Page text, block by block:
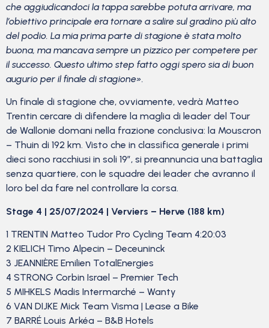
che aggiudicandoci la tappa sarebbe potuta arrivare, ma
l’obiettivo principale era tornare a salire sul gradino più alto
del podio. La mia prima parte di stagione è stata molto
buona, ma mancava sempre un pizzico per competere per
il successo. Questo ultimo step fatto oggi spero sia di buon
augurio per il finale di stagione».
Un finale di stagione che, ovviamente, vedrà Matteo
Trentin cercare di difendere la maglia di leader del Tour
de Wallonie domani nella frazione conclusiva: la Mouscron
– Thuin di 192 km. Visto che in classifica generale i primi
dieci sono racchiusi in soli 19″, si preannuncia una battaglia
senza quartiere, con le squadre dei leader che avranno il
loro bel da fare nel controllare la corsa.
Stage 4 | 25/07/2024 | Verviers – Herve (188 km)
1 TRENTIN Matteo Tudor Pro Cycling Team 4:20:03
2 KIELICH Timo Alpecin – Deceuninck
3 JEANNIÈRE Emilien TotalEnergies
4 STRONG Corbin Israel – Premier Tech
5 MIHKELS Madis Intermarché – Wanty
6 VAN DIJKE Mick Team Visma | Lease a Bike
7 BARRÉ Louis Arkéa – B&B Hotels